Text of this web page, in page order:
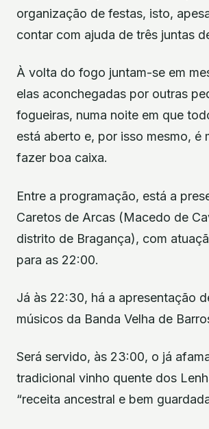
organização de festas, isto,
contar com ajuda de três juntas
À volta do fogo juntam-se em
elas aconchegadas por outras
fogueiras, numa noite em que
está aberto e, por isso mesmo, é
fazer boa caixa.
Entre a programação, está a
Caretos de Arcas (Macedo de
distrito de Bragança), com
para as 22:00.
Já às 22:30, há a apresentação
músicos da Banda Velha de
Será servido, às 23:00, o já
tradicional vinho quente dos
“receita ancestral e bem